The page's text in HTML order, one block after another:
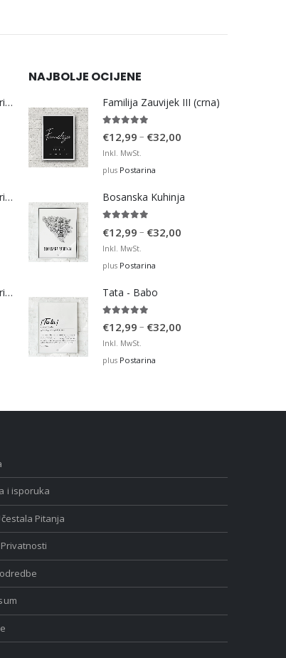
Bosna Take Me to America Navijačka Majica 3
Bosna Take Me to America Navijačka Majica 4
Bosna Take Me to America Navijačka Majica 2
NAJBOLJE OCIJENE
Familija Zauvijek III (crna)
€12,99 – €32,00
€32,00
Inkl. MwSt.
plus Postarina
Bosanska Kuhinja
€12,99 – €32,00
Inkl. MwSt.
plus Postarina
Tata - Babo
€12,99 – €32,00
Inkl. MwSt.
plus Postarina
i isporuka
Pitanja